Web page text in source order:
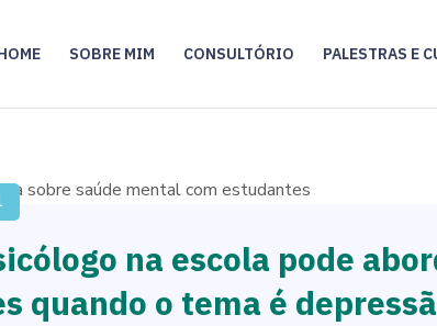
SOBRE MIM CONSULTÓRIO PALESTRAS E
na escola pode
quando o tema é